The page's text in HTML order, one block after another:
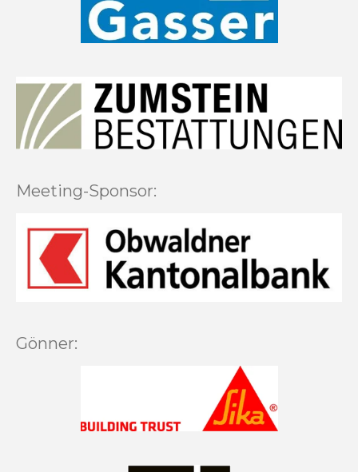
Meeting-Sponsor:
Gönner: